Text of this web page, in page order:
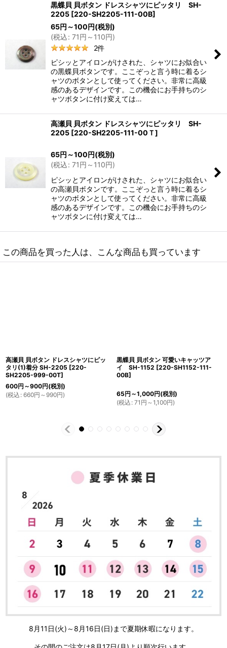
黒蝶貝 貝ボタン ドレスシャツにピッタリ SH-
2205 [220-SH2205-111-00B]
65円 ～100円(税別)
(税込: 71円 ～110円)
2件
ピシッとアイロンがけされた、シャツにお似合い
の黒蝶貝ボタンです。ここぞっと言う時に着るシ
ャツのボタンとして使ってください。非常に高級
感のあるデザインです。この機会にお手持ちのシ
ャツボタンに付け変えては…
高瀬貝 貝ボタン ドレスシャツにピッタリ SH-
2205 [220-SH2205-111-00Ｔ]
65円 ～100円(税別)
(税込: 71円 ～110円)
ピシッとアイロンがけされた、シャツにお似合い
の高瀬貝ボタンです。ここぞっと言う時に着るシ
ャツのボタンとして使ってください。非常に高級
感のあるデザインです。この機会にお手持ちのシ
ャツボタンに付け変えては…
この商品を買った人は、こんな商品も買っています
高瀬貝 貝ボタン ドレスシャツにピッ
タリ(1)着分 SH-2205 [220-
SH2205-999-00T]
600円 ～900円(税別)
(税込 : 660円 ～990円)
黒蝶貝 貝ボタン 可愛いキャッツア
イ SH-1152 [220-SH1152-111-
00B]
65円 ～1,000円(税別)
(税込 : 71 円 ～1,100円)
8月11日(火)～8月16日(日)まで夏期休暇になります。